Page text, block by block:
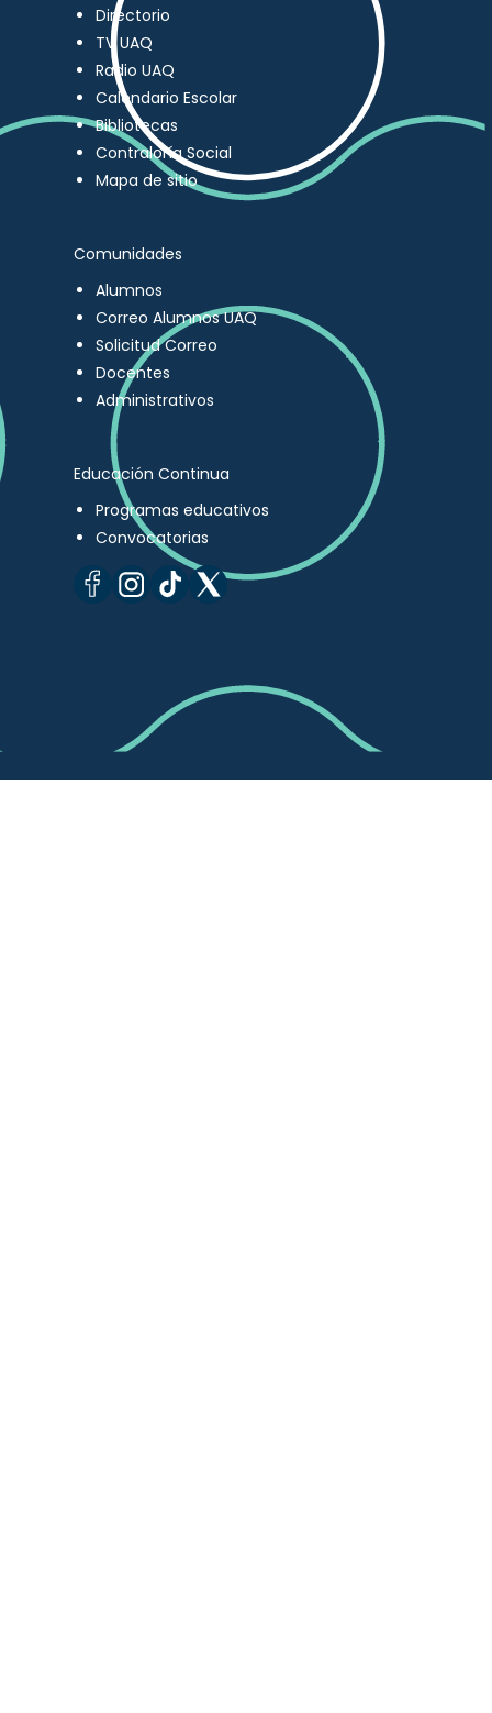
Directorio
TV UAQ
Radio UAQ
Calendario Escolar
Bibliotecas
Contraloría Social
Mapa de sitio
Comunidades
Alumnos
Correo Alumnos UAQ
Solicitud Correo
Docentes
Administrativos
Educación Continua
Programas educativos
Convocatorias